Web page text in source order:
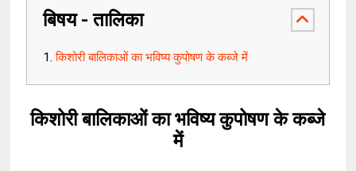
बिषय - तालिका
किशोरी बालिकाओं का भविष्य कुपोषण के कब्जे में
किशोरी बालिकाओं का भविष्य कुपोषण के कब्जे
में